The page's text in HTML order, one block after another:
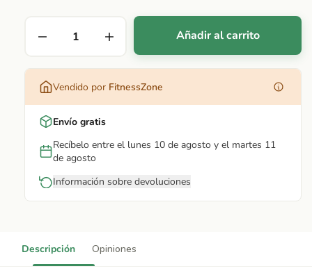
Añadir al carrito
Vendido por FitnessZone
Envío gratis
Recíbelo entre el lunes 10 de agosto y el martes 11
de agosto
Información sobre devoluciones
Descripción Opiniones